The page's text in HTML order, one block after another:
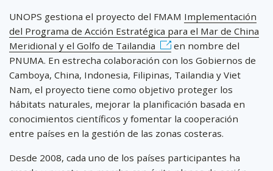
UNOPS gestiona el proyecto del FMAM Implementación
del Programa de Acción Estratégica para el Mar de China
Meridional y el Golfo de Tailandia
en nombre del
PNUMA. En estrecha colaboración con los Gobiernos de
Camboya, China, Indonesia, Filipinas, Tailandia y Viet
Nam, el proyecto tiene como objetivo proteger los
hábitats naturales, mejorar la planificación basada en
conocimientos científicos y fomentar la cooperación
entre países en la gestión de las zonas costeras.
Desde 2008, cada uno de los países participantes ha